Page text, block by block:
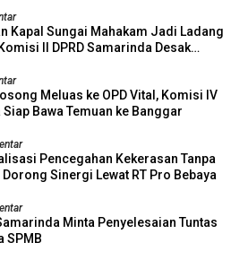
Kapal Sungai Mahakam Jadi Ladang
II DPRD Samarinda Desak
Meluas ke OPD Vital, Komisi IV
Siap Bawa Temuan ke Banggar
Pencegahan Kekerasan Tanpa
Sinergi Lewat RT Pro Bebaya
Minta Penyelesaian Tuntas
SPMB